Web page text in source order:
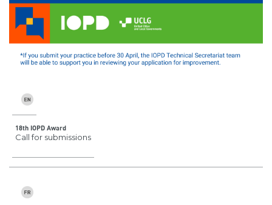
18th IOPD Award
Call for submissions